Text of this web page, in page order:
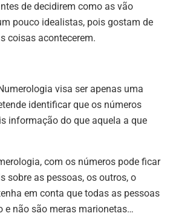
de decidirem como as vão
pouco idealistas, pois gostam de
coisas acontecerem.
visa ser apenas uma
identificar que os números
informação do que aquela a que
com os números pode ficar
sobre as pessoas, os outros, o
em conta que todas as pessoas
e não são meras marionetas…